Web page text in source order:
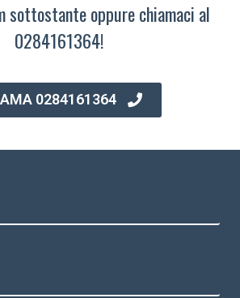
sottostante oppure chiamaci al
0284161364!
0284161364